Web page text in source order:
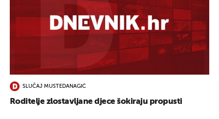
SLUČAJ MUSTEDANAGIĆ
Roditelje zlostavljane djece šokiraju propusti